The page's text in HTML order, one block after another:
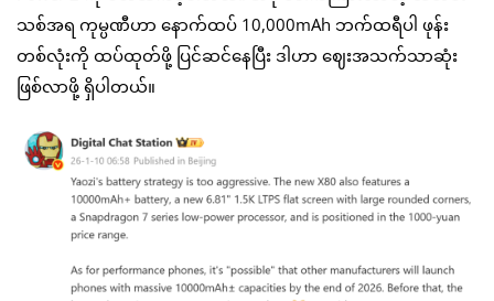
သစ်အရ ကုမ္ပဏီဟာ နောက်ထပ် 10,000mAh ဘက်ထရီပါ ဖုန်း
တစ်လုံးကို ထပ်ထုတ်ဖို့ ပြင်ဆင်နေပြီး ဒါဟာ ဈေးအသက်သာဆုံး
ဖြစ်လာဖို့ ရှိပါတယ်။